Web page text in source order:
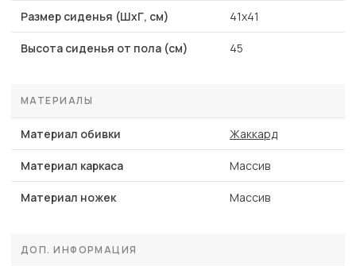
Размер сиденья (ШхГ, см) 41х41
Высота сиденья от пола (см) 45
МАТЕРИАЛЫ
Материал обивки Жаккард
Материал каркаса Массив
Материал ножек Массив
ДОП. ИНФОРМАЦИЯ